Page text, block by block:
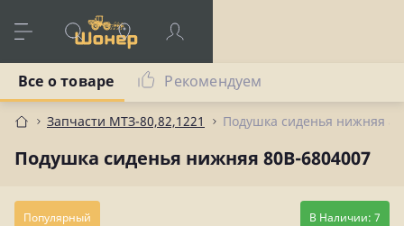
Запчасти МТЗ-80,82,1221 Подушка сиденья нижняя
Подушка сиденья нижняя 80В-6804007
Все о товаре Рекомендуем
Популярный В Наличии: 7